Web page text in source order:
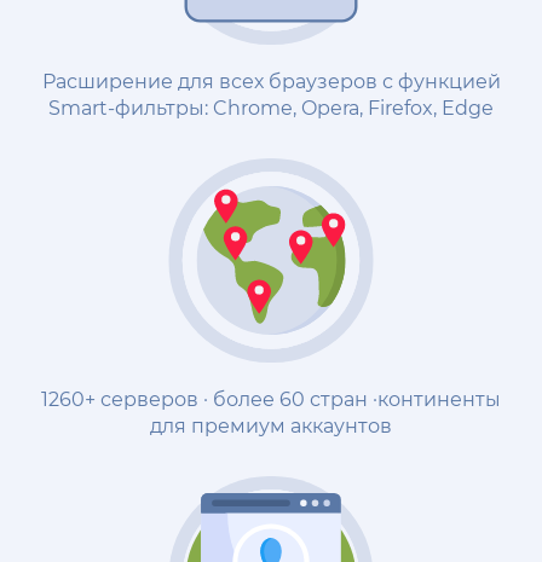
Расширение для всех браузеров с функцией
Smart-фильтры: Chrome, Opera, Firefox, Edge
1260+ серверов · более 60 стран ·континенты
для премиум аккаунтов